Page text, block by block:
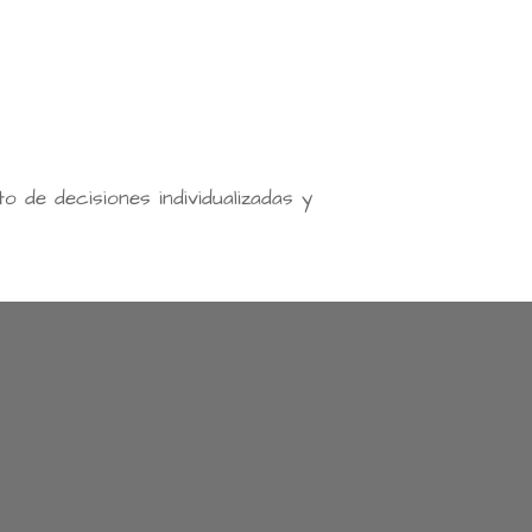
decisiones individualizadas y